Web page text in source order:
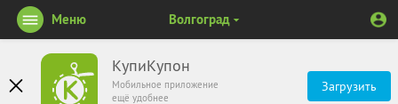
КупиКупон
Мобильное приложение
ещё удобнее
Загрузить
Меню Волгоград